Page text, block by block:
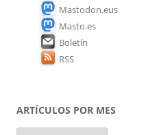
Mastodon.eus
Masto.es
Boletín
RSS
ARTÍCULOS POR MES
Artículos